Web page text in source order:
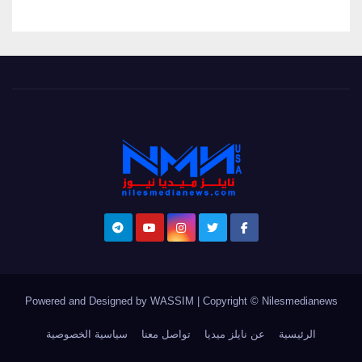
Powered and Designed by WASSIM Copyright © Nilesmedianews
الرئيسية عن نايلز ميديا تواصل معنا سياسية الخصوصية